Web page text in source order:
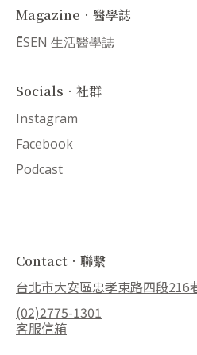
Magazine．醫學誌
ĒSEN 生活醫學誌
Socials．社群
Instagram
Facebook
Podcast
Contact．聯繫
台北市大安區忠孝東路四段216
(02)2775-1301
客服信箱